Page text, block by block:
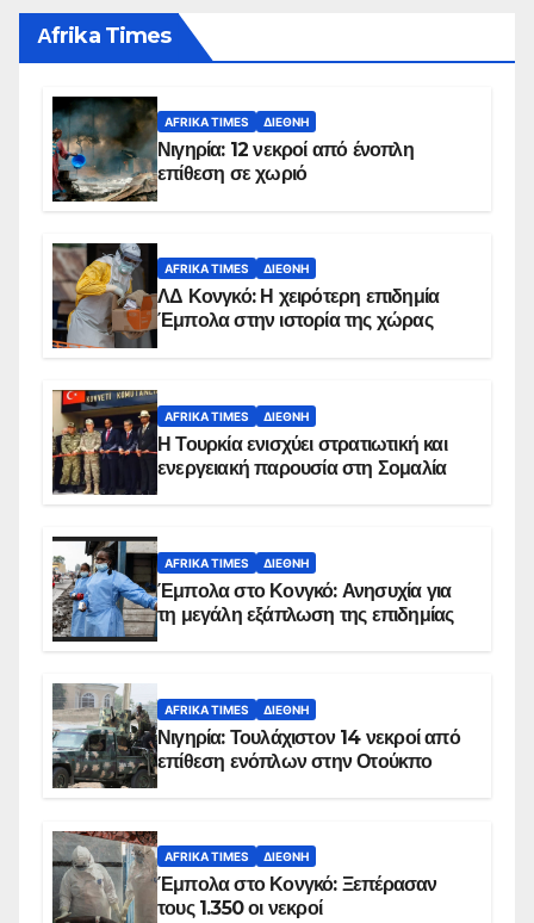
Αfrika Times
AFRIKA TIMES ΔΙΕΘΝΉ
Νιγηρία: 12 νεκροί από ένοπλη
επίθεση σε χωριό
AFRIKA TIMES ΔΙΕΘΝΉ
ΛΔ Κονγκό: Η χειρότερη επιδημία
Έμπολα στην ιστορία της χώρας
AFRIKA TIMES ΔΙΕΘΝΉ
Η Τουρκία ενισχύει στρατιωτική και
ενεργειακή παρουσία στη Σομαλία
AFRIKA TIMES ΔΙΕΘΝΉ
Έμπολα στο Κονγκό: Ανησυχία για
τη μεγάλη εξάπλωση της επιδημίας
AFRIKA TIMES ΔΙΕΘΝΉ
Νιγηρία: Τουλάχιστον 14 νεκροί από
επίθεση ενόπλων στην Οτούκπο
AFRIKA TIMES ΔΙΕΘΝΉ
Έμπολα στο Κονγκό: Ξεπέρασαν
τους 1.350 οι νεκροί